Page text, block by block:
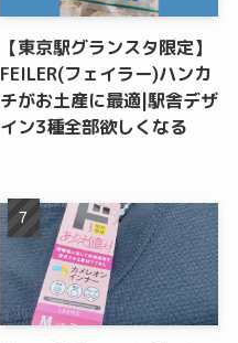
【東京駅グランスタ限定】
FEILER(フェイラー)ハンカ
チがお土産に最適|駅舎デザ
イン3種全部欲しくなる